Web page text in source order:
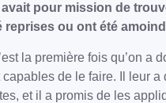
pour mission de
ou ont été
la première fois qu’on
de le faire. Il leur
et il a promis de les